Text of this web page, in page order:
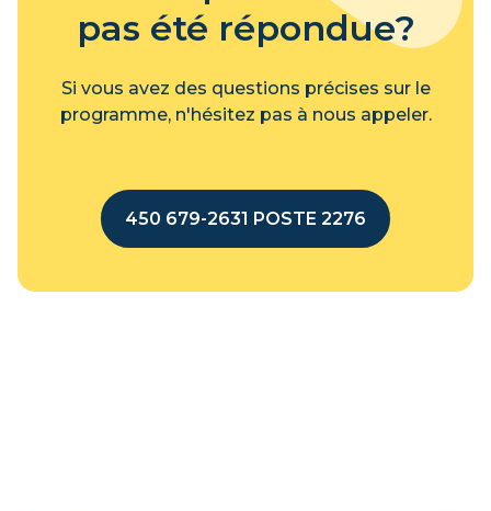
domaine
professionnelle dans le domaine de
l’éducation à l’enfance
pas été répondue?
Si vous avez des questions précises sur le
programme, n'hésitez pas à nous appeler.
450 679-2631 POSTE 2276